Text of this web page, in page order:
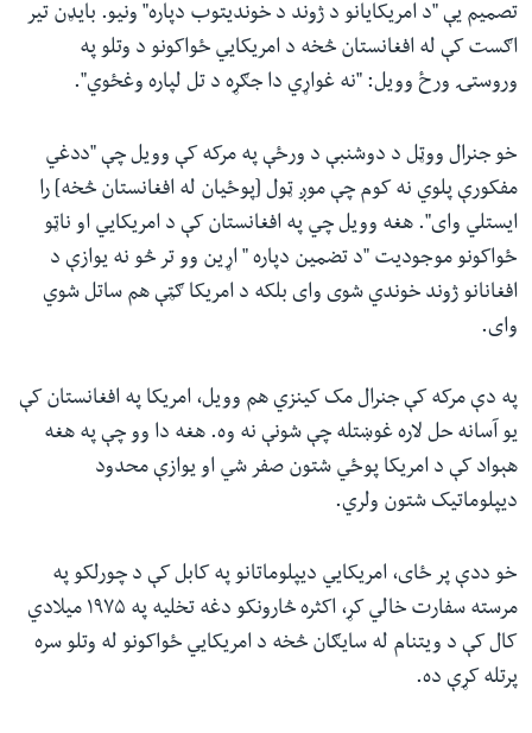
تصمیم یې "د امریکایانو د ژوند د خوندیتوب دپاره" ونیو. بایډن تیر
اګست کې له افغانستان څخه د امریکايي ځواکونو د وتلو په
وروستۍ ورځ وویل: "نه غواړي دا جګړه د تل لپاره وغځوي".
خو جنرال ووټل د دوشنبې د ورځې په مرکه کې وویل چې "ددغي
مفکورې پلوي نه کوم چې موږ ټول [پوځیان له افغانستان څخه] را
ایستلي وای". هغه وویل چي په افغانستان کې د امریکايي او ناټو
ځواکونو موجودیت "د تضمین دپاره " اړین وو تر څو نه یوازې د
افغانانو ژوند خوندي شوی وای بلکه د امریکا ګټې هم ساتل شوي
وای.
په دې مرکه کې جنرال مک کینزي هم وویل، امریکا په افغانستان کې
یو آسانه حل لاره غوښتله چې شونې نه وه. هغه دا وو چې په هغه
هېواد کې د امریکا پوځي شتون صفر شي او یوازې محدود
دیپلوماتیک شتون ولري.
خو ددې پر ځای، امریکايي دیپلوماتانو په کابل کې د چورلکو په
مرسته سفارت خالي کړ، اکثره څارونکو دغه تخلیه په ۱۹۷۵ میلادي
کال کې د ویتنام له سایګان څخه د امریکايي ځواکونو له وتلو سره
پرتله کړې ده.